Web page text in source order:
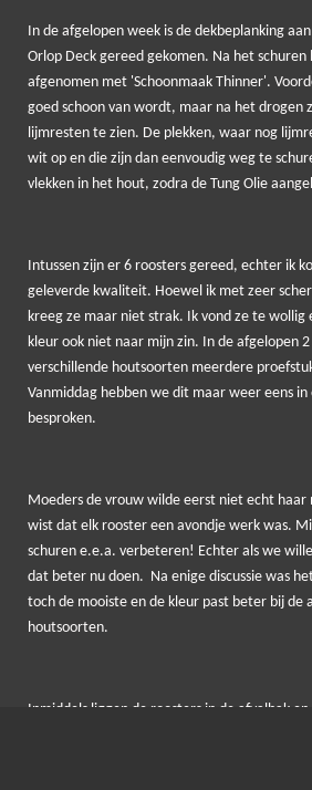
In de afgelopen week is de dekbeplanking
Orlop Deck gereed gekomen. Na het
afgenomen met 'Schoonmaak Thinner'.
goed schoon van wordt, maar na het drogen
lijmresten te zien. De plekken, waar nog
wit op en die zijn dan eenvoudig weg te
vlekken in het hout, zodra de Tung Olie
Intussen zijn er 6 roosters gereed, echter ik
geleverde kwaliteit. Hoewel ik met zeer
kreeg ze maar niet strak. Ik vond ze te wollig
kleur ook niet naar mijn zin. In de afgelopen
verschillende houtsoorten meerdere
Vanmiddag hebben we dit maar weer eens
besproken.
Moeders de vrouw wilde eerst niet echt haar
wist dat elk rooster een avondje werk was.
schuren e.e.a. verbeteren! Echter als we
dat beter nu doen. Na enige discussie was
toch de mooiste en de kleur past beter bij de
houtsoorten.
Inmiddels liggen de roosters in de afvalbak